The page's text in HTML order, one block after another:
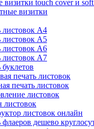
визитки touch cover и
визитки
листовок А4
листовок А5
листовок А6
листовок А7
печать листовок
печать листовок
листовок
листовок
листовок онлайн
флаеров дешево